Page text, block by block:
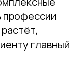
профессии
главный